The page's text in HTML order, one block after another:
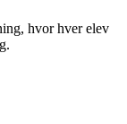
hvor hver elev